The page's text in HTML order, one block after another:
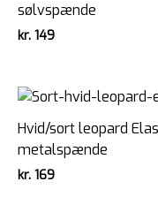
sølvspænde
kr. 149
Hvid/sort leopard
metalspænde
kr. 169